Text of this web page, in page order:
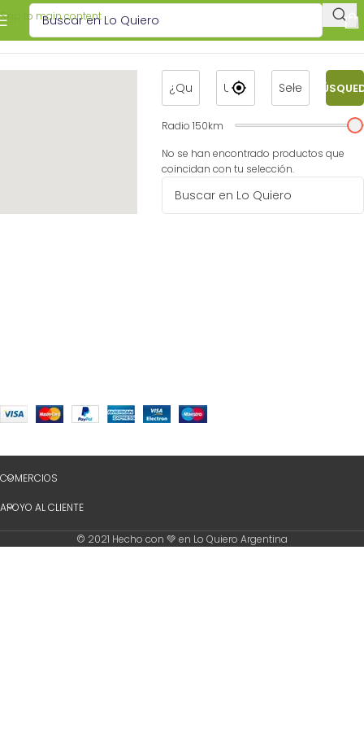
Skip to main content
Radio150km
No se han encontrado productos que
coincidan con tu selección.
COMERCIOS
APOYO AL CLIENTE
© 2021 Hecho con 💚 en Lo Quiero Argentina